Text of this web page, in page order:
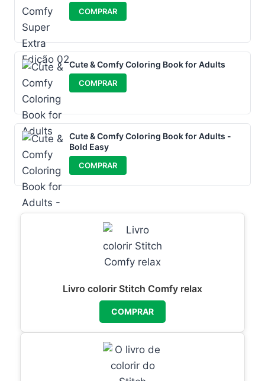
COMPRAR
Cute & Comfy Coloring Book for Adults
COMPRAR
Cute & Comfy Coloring Book for Adults -
Bold Easy
COMPRAR
Livro colorir Stitch Comfy relax
COMPRAR